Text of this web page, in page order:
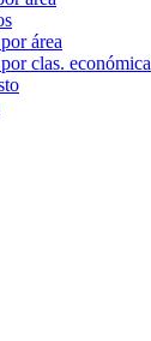
área
clas. económica